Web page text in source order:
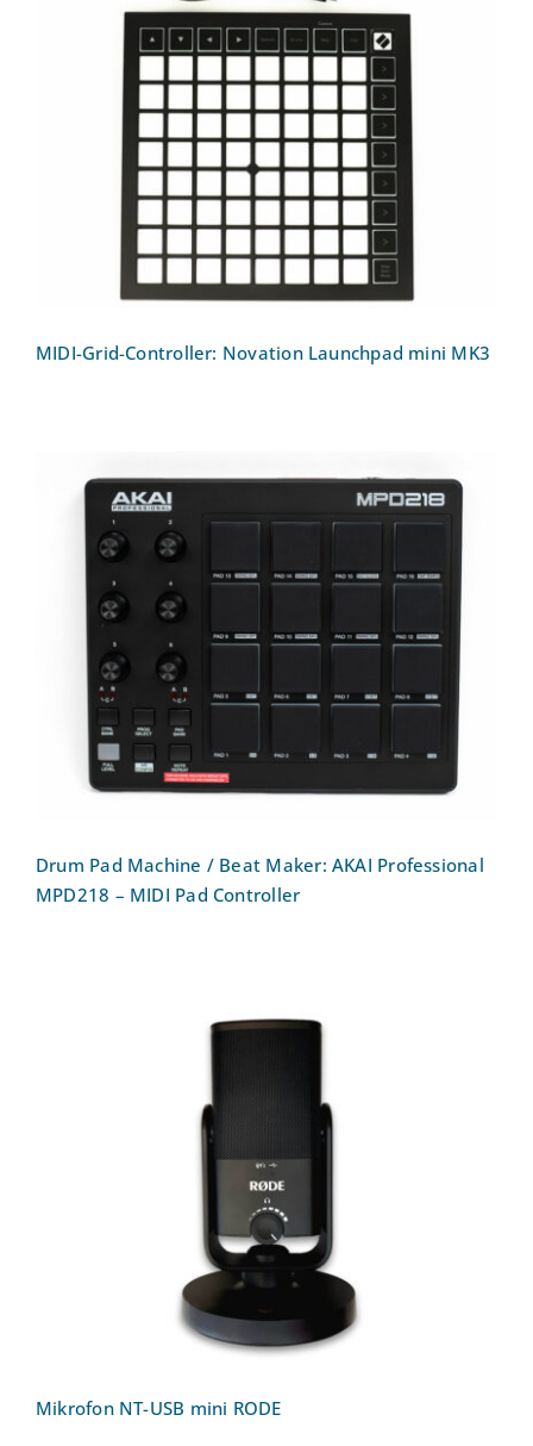
MIDI-Grid-Controller: Novation
Launchpad mini MK3
MIDI-Grid-Controller: Novation Launchpad mini MK3
Drum Pad Machine / Beat Maker: AKAI
Professional MPD218 – MIDI Pad
Drum Pad Machine / Beat Maker: AKAI Professional
MPD218 – MIDI Pad Controller
Mikrofon NT-USB mini RODE
Mikrofon NT-USB mini RODE